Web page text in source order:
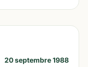
20 septembre 1988